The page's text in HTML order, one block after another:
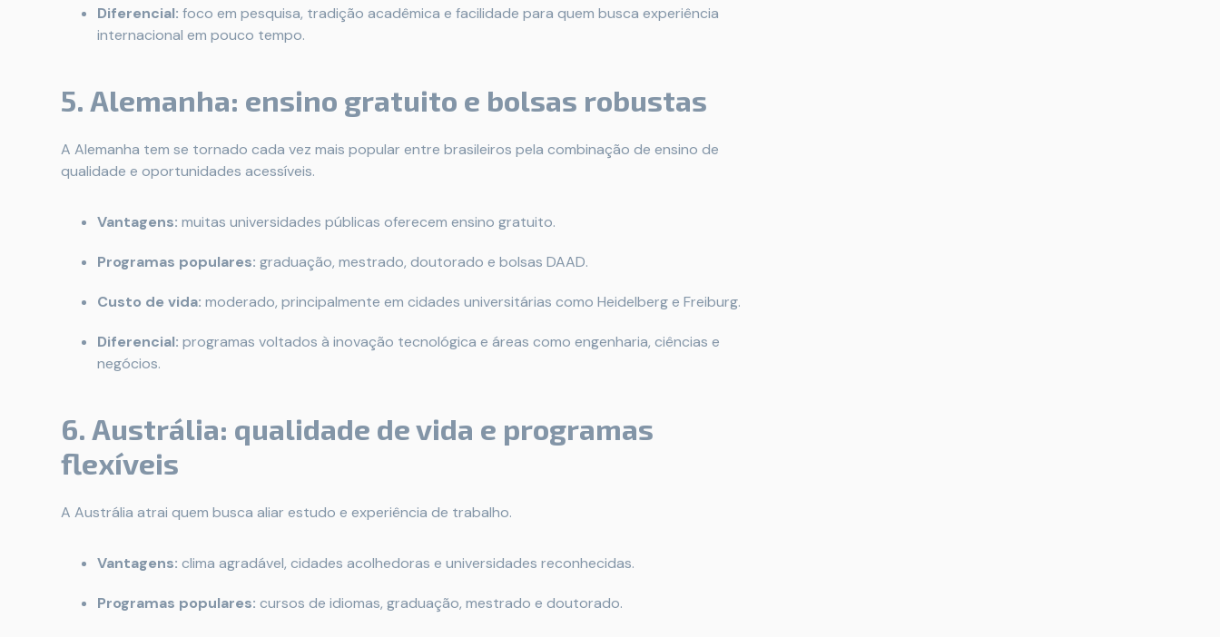
Diferencial: foco em pesquisa, tradição acadêmica e facilidade para quem busca experiência
internacional em pouco tempo.
5. Alemanha: ensino gratuito e bolsas robustas
A Alemanha tem se tornado cada vez mais popular entre brasileiros pela combinação de ensino de
qualidade e oportunidades acessíveis.
Vantagens: muitas universidades públicas oferecem ensino gratuito.
Programas populares: graduação, mestrado, doutorado e bolsas DAAD.
Custo de vida: moderado, principalmente em cidades universitárias como Heidelberg e Freiburg.
Diferencial: programas voltados à inovação tecnológica e áreas como engenharia, ciências e
negócios.
6. Austrália: qualidade de vida e programas
flexíveis
A Austrália atrai quem busca aliar estudo e experiência de trabalho.
Vantagens: clima agradável, cidades acolhedoras e universidades reconhecidas.
Programas populares: cursos de idiomas, graduação, mestrado e doutorado.